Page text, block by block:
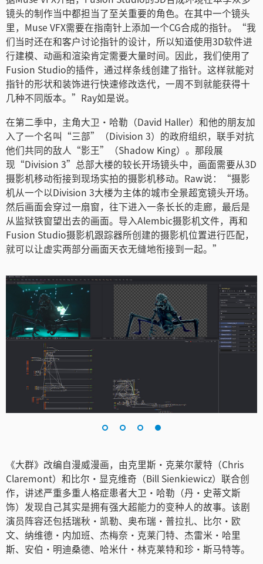
镜头的制作当中都担当了至关重要的角色。在其中一个镜头
里，Muse VFX需要在指南针上添加一个CG合成的指针。“我
们当时还在和客户讨论指针的设计，所以知道使用3D软件进
行建模、动画和渲染肯定需要大量时间。因此，我们使用了
Fusion Studio的插件，通过样条线创建了指针。这样就能对
指针的形状和装饰进行快速修改迭代，一周不到就能获得十
几种不同版本。”Ray如是说。
在第二季中，主角大卫·哈勒（David Haller）和他的朋友加
入了一个名叫“三部”（Division 3）的政府组织，联手对抗
他们共同的敌人“影王”（Shadow King）。那段展
现“Division 3”总部大楼的较长开场镜头中，画面需要从3D
摄影机移动衔接到现场实拍的摄影机移动。Raw说：“摄影
机从一个以Division 3大楼为主体的城市全景超宽镜头开场。
然后画面会穿过一扇窗，往下进入一条长长的走廊，最后是
从监狱铁窗望出去的画面。导入Alembic摄影机文件，再和
Fusion Studio摄影机跟踪器所创建的摄影机位置进行匹配，
就可以让虚实两部分画面天衣无缝地衔接到一起。”
《大群》改编自漫威漫画，由克里斯·克莱尔蒙特（Chris
Claremont）和比尔·显克维奇（Bill Sienkiewicz）联合创
作，讲述严重多重人格症患者大卫·哈勒（丹·史蒂文斯
饰）发现自己其实是拥有强大超能力的变种人的故事。该剧
演员阵容还包括瑞秋·凯勒、奥布瑞·普拉扎、比尔·欧
文、纳维德·内加班、杰梅奈·克莱门特、杰雷米·哈里
斯、安伯·明迪桑德、哈米什·林克莱特和珍·斯马特等。